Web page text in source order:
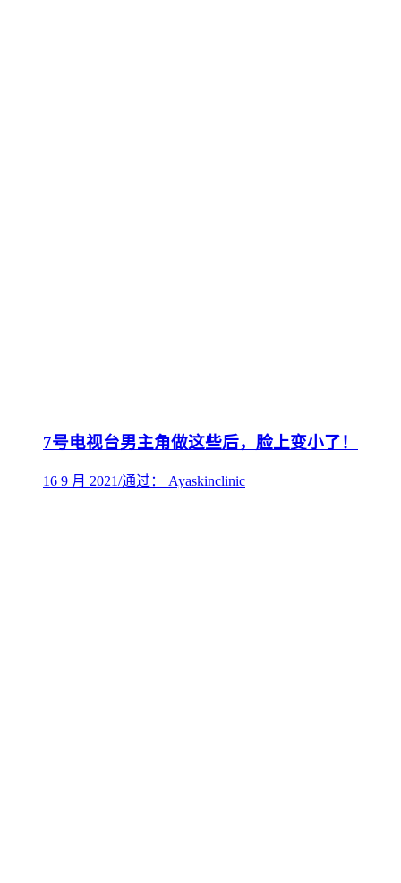
7号电视台男主角做这些后，脸上变小了！
16 9 月 2021/通过： Ayaskinclinic